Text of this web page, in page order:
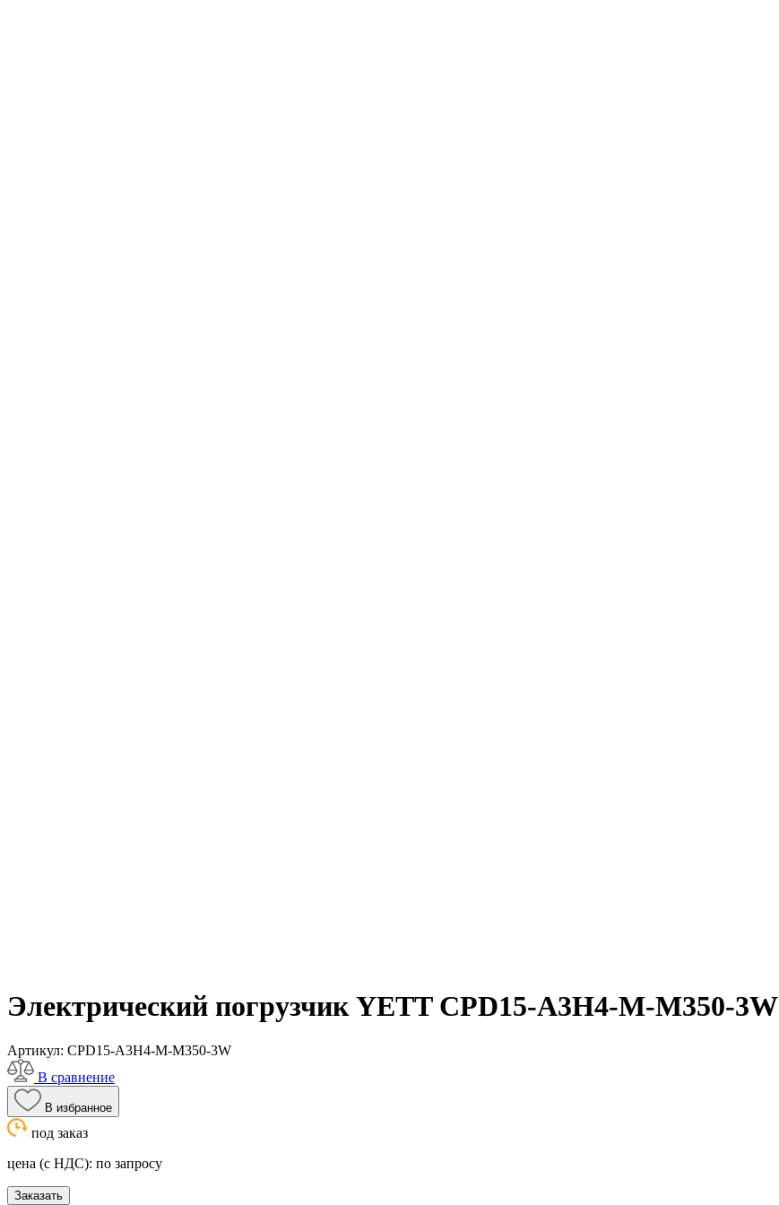
Электрический погрузчик YETT CPD15-A3H4-M-M350-3W
Артикул: CPD15-A3H4-M-M350-3W
В сравнение
В избранное
под заказ
цена (с НДС): по запросу
Заказать